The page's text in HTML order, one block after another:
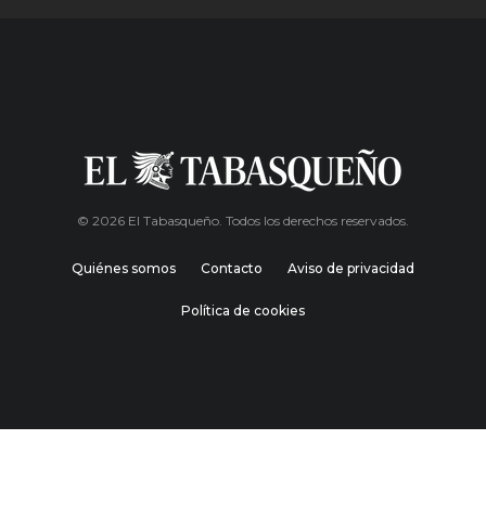
© 2026 El Tabasqueño. Todos los derechos reservados.
Quiénes somos Contacto Aviso de privacidad
Política de cookies